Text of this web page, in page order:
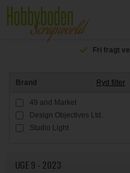
Fri fragt
Brand Ryd filter
49 and Market
Design Objectives Ltd.
Studio Light
UGE 9 - 2023